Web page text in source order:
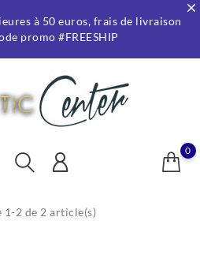
à 50 euros, frais de livraison
promo #FREESHIP
0
1-2 de 2 article(s)